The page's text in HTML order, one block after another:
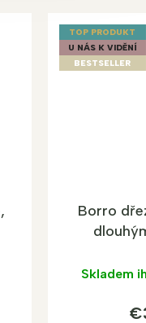
TOP PRODUKT
U NÁS K VIDĚNÍ
BESTSELLER
Borro
Skladem